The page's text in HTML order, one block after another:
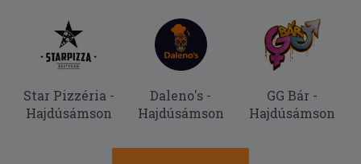
Star Pizzéria -
Hajdúsámson
Daleno's -
Hajdúsámson
GG Bár -
Hajdúsámson